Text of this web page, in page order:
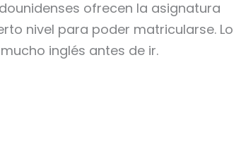
ofrecen la asignatura
nivel para poder matricularse. Lo
inglés antes de ir.